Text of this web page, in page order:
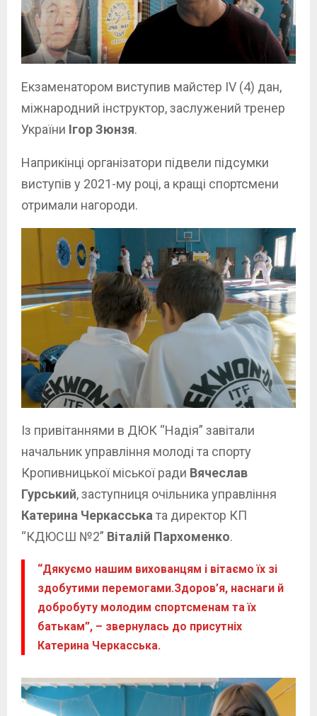
Екзаменатором виступив майстер IV (4) дан,
міжнародний інструктор, заслужений тренер
України Ігор Зюнзя.
Наприкінці організатори підвели підсумки
виступів у 2021-му році, а кращі спортсмени
отримали нагороди.
Із привітаннями в ДЮК “Надія” завітали
начальник управління молоді та спорту
Кропивницької міської ради Вячеслав
Гурський, заступниця очільника управління
Катерина Черкасськата директор КП
“КДЮСШ №2” Віталій Пархоменко.
“Дякуємо нашим вихованцям і вітаємо їх зі
здобутими перемогами.Здоров’я, наснаги й
добробуту молодим спортсменам та їх
батькам”, – звернулась до присутніх
Катерина Черкасська.